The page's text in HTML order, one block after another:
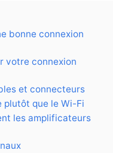
bonne connexion
votre connexion
et connecteurs
plutôt que le Wi-Fi
les amplificateurs